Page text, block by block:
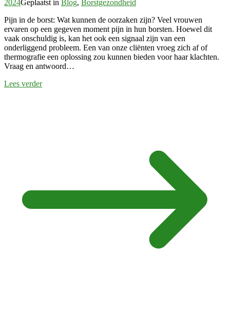
2024Geplaatst in Blog, Borstgezondheid
Pijn in de borst: Wat kunnen de oorzaken zijn? Veel vrouwen
ervaren op een gegeven moment pijn in hun borsten. Hoewel dit
vaak onschuldig is, kan het ook een signaal zijn van een
onderliggend probleem. Een van onze cliënten vroeg zich af of
thermografie een oplossing zou kunnen bieden voor haar klachten.
Vraag en antwoord…
Lees verder